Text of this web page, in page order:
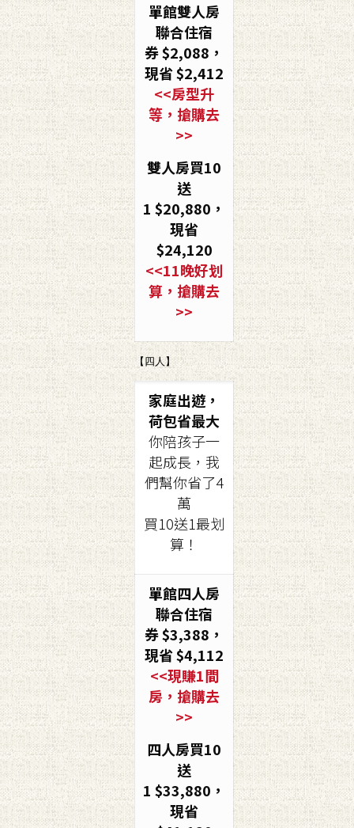
單館雙人房
聯合住宿
券$2,088 ，
現省 $2,412
<<房型升
等，搶購去
>>
雙人房買10
送
1 $20,880 ，
現省
$24,120
<<11晚好划
算，搶購去
>>
【四人】
家庭出遊，
荷包省最大
你陪孩子一
起成長，我
們幫你省了4
萬
買10送1最划
算！
單館四人房
聯合住宿
券$3,388 ，
現省 $4,112
<<現賺1間
房，搶購去
>>
四人房買10
送
1 $33,880 ，
現省